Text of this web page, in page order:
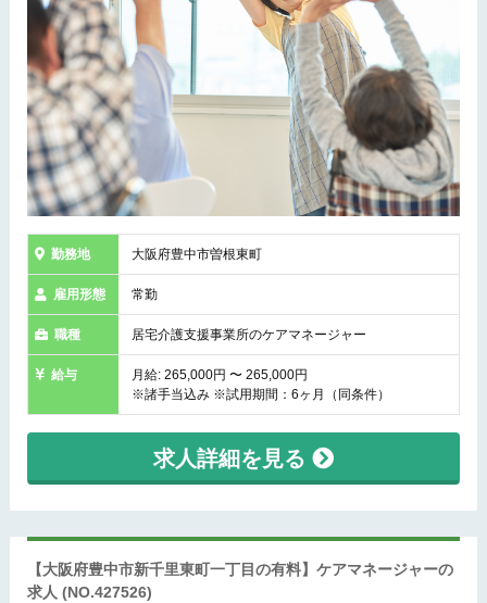
勤務地 大阪府豊中市曽根東町
雇用形態 常勤
職種 居宅介護支援事業所のケアマネージャー
給与
月給: 265,000円 〜 265,000円
※諸手当込み ※試用期間：6ヶ月（同条件）
求人詳細を見る
【大阪府豊中市新千里東町一丁目の有料】ケアマネージャーの
求人 (NO.427526)